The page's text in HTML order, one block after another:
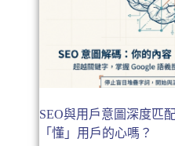
SEO與用戶意圖深度匹
「懂」用戶的心嗎？